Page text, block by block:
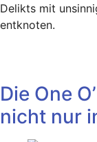
Delikts mit
entknoten.
Die One
nicht nur